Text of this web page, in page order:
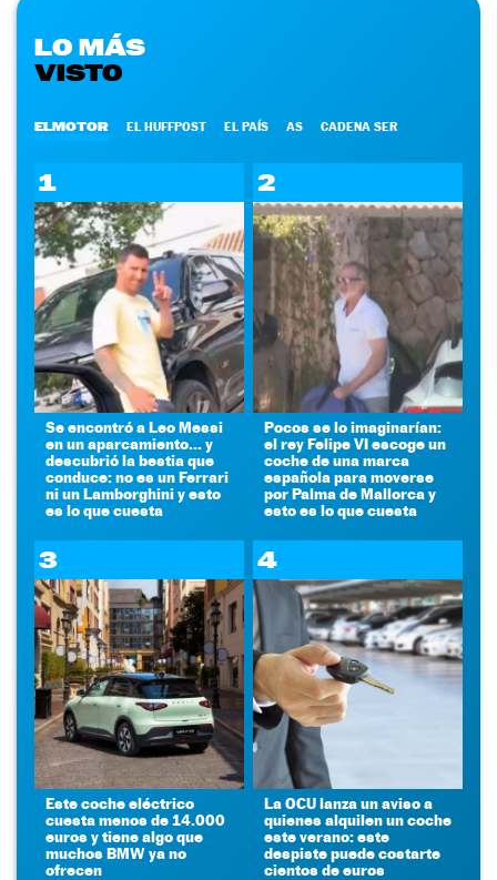
LO MÁS
VISTO
ELMOTOR EL HUFFPOST EL PAÍS AS CADENA SER
1
Se encontró a Leo Messi
en un aparcamiento... y
descubrió la bestia que
conduce: no es un Ferrari
ni un Lamborghini y esto
es lo que cuesta
2
Pocos se lo imaginarían:
el rey Felipe VI escoge un
coche de una marca
española para moverse
por Palma de Mallorca y
esto es lo que cuesta
3
Este coche eléctrico
cuesta menos de 14.000
euros y tiene algo que
muchos BMW ya no
ofrecen
4
La OCU lanza un aviso a
quienes alquilen un coche
este verano: este
despiste puede costarte
cientos de euros